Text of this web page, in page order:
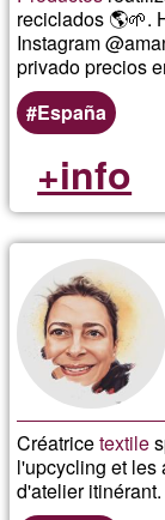
reciclados 🌎🌱.
Instagram
privado precios
España
+info
Créatricetextile
l'upcycling et
d'atelier itinérant.